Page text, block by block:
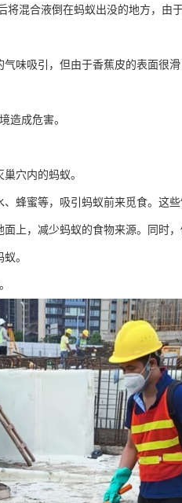
混合液倒在蚂蚁出没的地方，由
味吸引，但由于香蕉皮的表面很
造成危害。
穴内的蚂蚁。
蜂蜜等，吸引蚂蚁前来觅食。这些
上，减少蚂蚁的食物来源。同时，
。